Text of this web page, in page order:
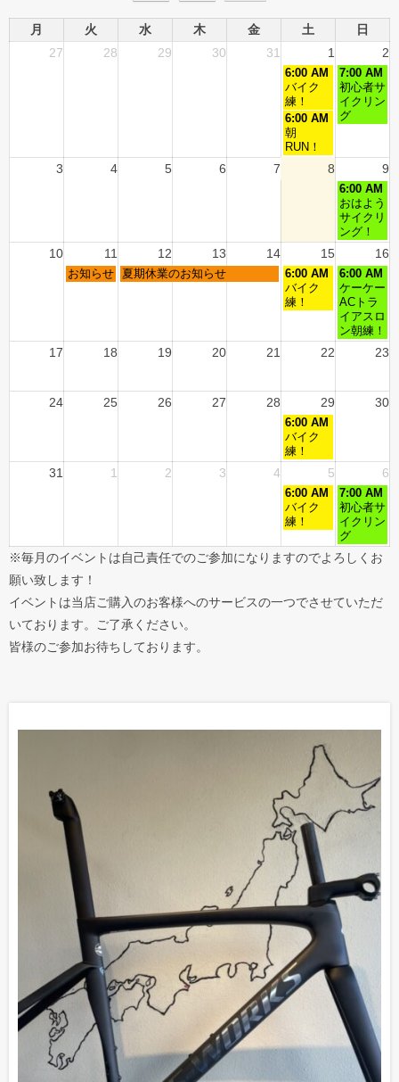
月 火 水 木 金 土
日
27
28 29 30 31 1 2
6:00 AM
バイク
練！
7:00 AM
初心者サ
イクリン
グ
6:00 AM
朝
RUN！
3 4 5 6 7 8 9
6:00 AM
おはよう
サイクリ
ング！
10 11 12 13 14 15 16
お知らせ 夏期休業のお知らせ
6:00 AM
バイク
練！
6:00 AM
ケーケー
ACトラ
イアスロ
ン朝練！
17 18 19 20 21 22 23
24 25 26 27 28 29 30
6:00 AM
バイク
練！
31 1 2 3 4 5 6
6:00 AM
バイク
練！
7:00 AM
初心者サ
イクリン
グ
※毎月のイベントは自己責任でのご参加になりますのでよろしくお
願い致します！
イベントは当店ご購入のお客様へのサービスの一つでさせていただ
いております。ご了承ください。
皆様のご参加お待ちしております。